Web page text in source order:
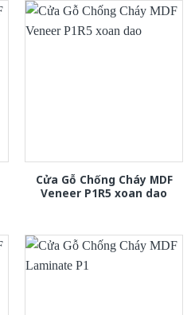
Cửa Gỗ Chống Cháy MDF
Veneer P1R5 xoan dao